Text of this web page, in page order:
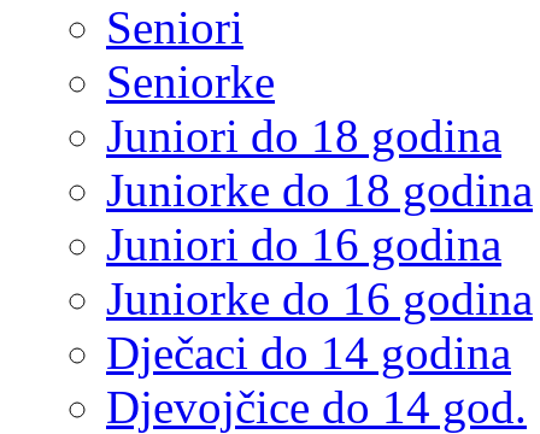
Seniori
Seniorke
Juniori do 18 godina
Juniorke do 18 godina
Juniori do 16 godina
Juniorke do 16 godina
Dječaci do 14 godina
Djevojčice do 14 god.